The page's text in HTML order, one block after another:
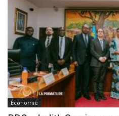
Économie